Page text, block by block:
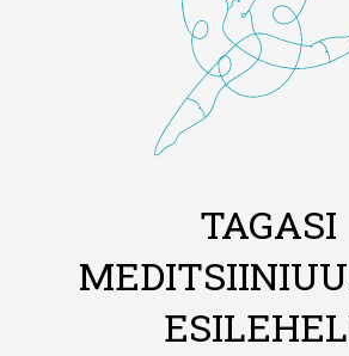
TAGASI